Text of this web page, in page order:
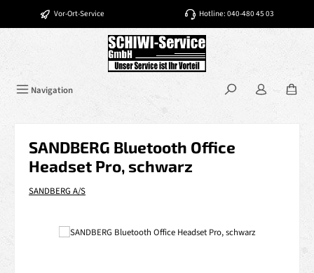
Zum Hauptinhalt springen
Vor-Ort-Service Hotline: 040-480 45 03
Navigation
SANDBERG Bluetooth Office
Headset Pro, schwarz
SANDBERG A/S
Bildergalerie überspringen